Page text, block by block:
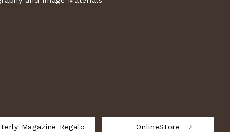
Magazine Regalo OnlineStore